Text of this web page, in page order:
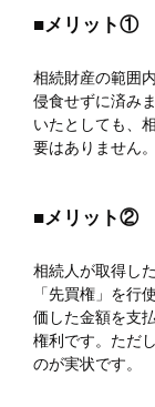
■メリット①
相続財産の範囲
侵食せずに済み
いたとしても、
要はありません。
■メリット②
相続人が取得し
「先買権」を行
価した金額を支
権利です。ただ
のが実状です。